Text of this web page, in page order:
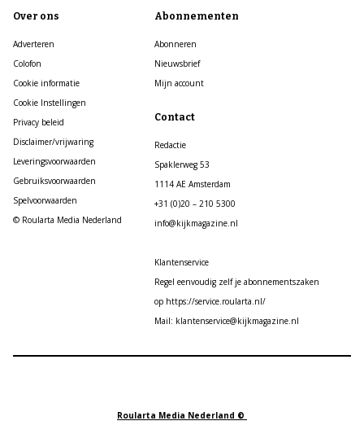
Over ons
Adverteren
Colofon
Cookie informatie
Cookie Instellingen
Privacy beleid
Disclaimer/vrijwaring
Leveringsvoorwaarden
Gebruiksvoorwaarden
Spelvoorwaarden
© Roularta Media Nederland
Abonnementen
Abonneren
Nieuwsbrief
Mijn account
Contact
Redactie
Spaklerweg 53
1114 AE Amsterdam
+31 (0)20 – 210 5300
info@kijkmagazine.nl
Klantenservice
Regel eenvoudig zelf je abonnementszaken
op https://service.roularta.nl/
Mail: klantenservice@kijkmagazine.nl
Roularta Media Nederland ©